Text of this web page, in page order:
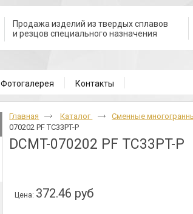
Продажа изделий из твердых сплавов
и резцов специального назначения
Фотогалерея Контакты
Главная Каталог Cменные
070202 PF TC33PT-P
DCMT-070202 PF TC33PT-P
Цена: 372.46 руб